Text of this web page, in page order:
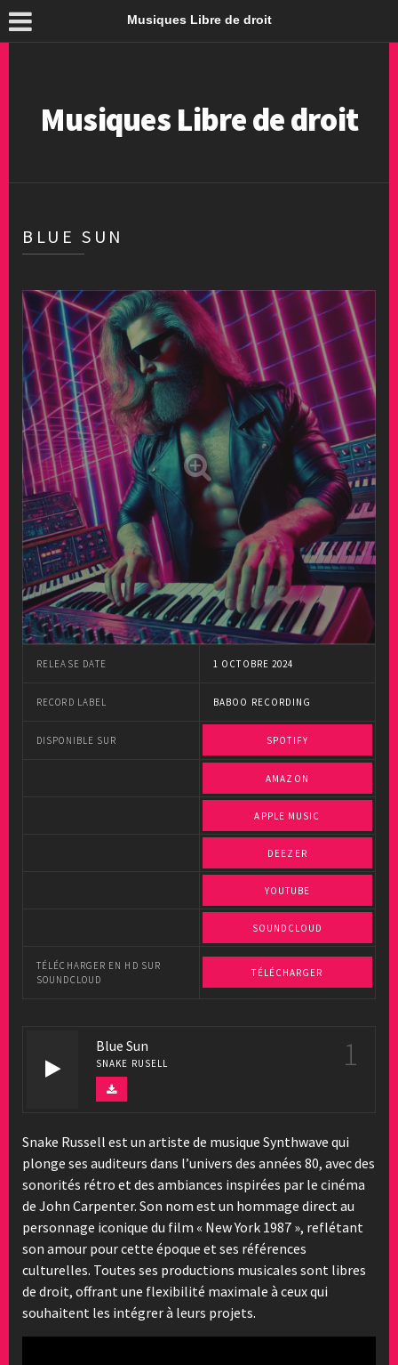
Musiques Libre de droit
Musiques Libre de droit
BLUE SUN
RELEASE DATE 1 OCTOBRE 2024
RECORD LABEL BABOO RECORDING
DISPONIBLE SUR SPOTIFY
AMAZON
APPLE MUSIC
DEEZER
YOUTUBE
SOUNDCLOUD
TÉLÉCHARGER EN HD SUR
SOUNDCLOUD
TÉLÉCHARGER
Blue Sun
SNAKE RUSELL 1
Snake Russell est un artiste de musique Synthwave qui
plonge ses auditeurs dans l’univers des années 80, avec des
sonorités rétro et des ambiances inspirées par le cinéma
de John Carpenter. Son nom est un hommage direct au
personnage iconique du film « New York 1987 », reflétant
son amour pour cette époque et ses références
culturelles. Toutes ses productions musicales sont libres
de droit, offrant une flexibilité maximale à ceux qui
souhaitent les intégrer à leurs projets.